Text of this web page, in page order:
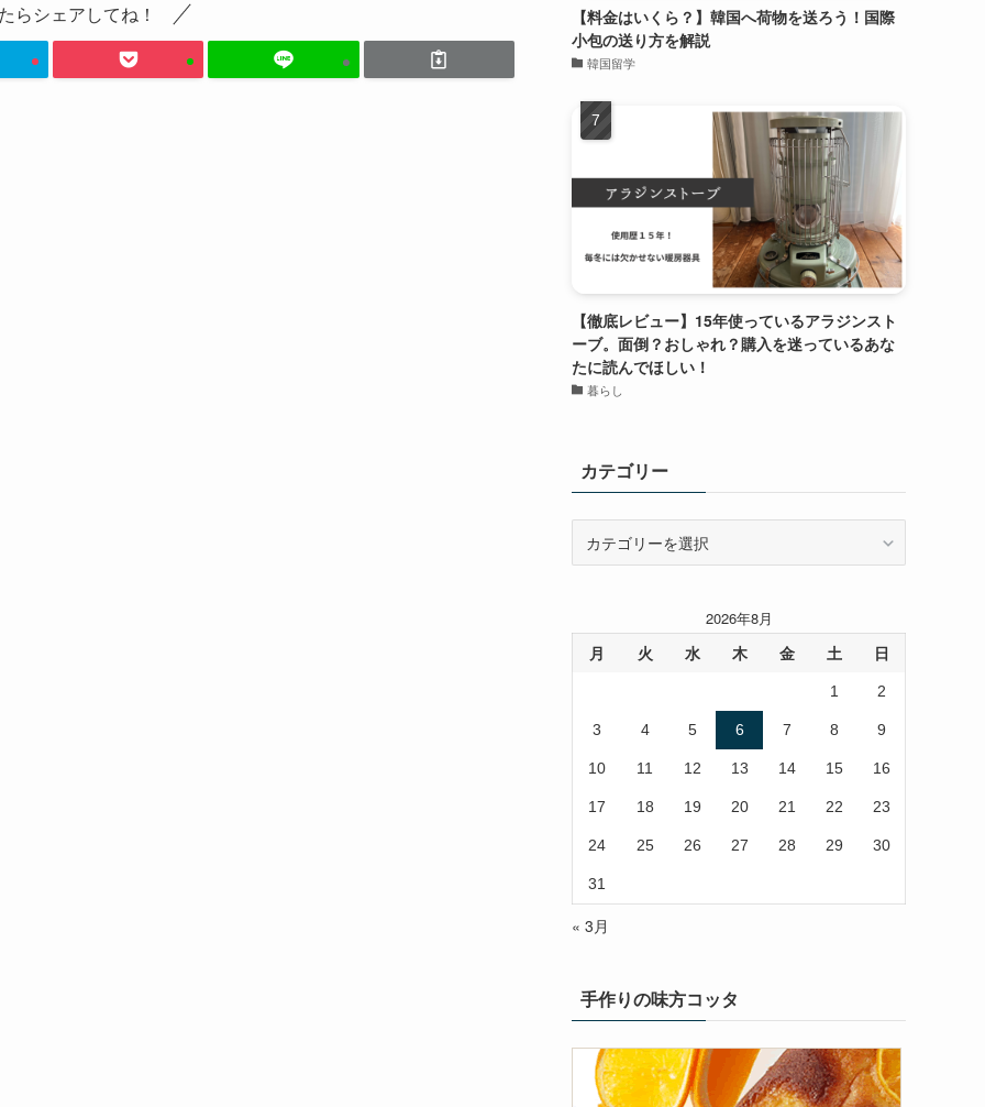
らシェアしてね！
【料金はいくら？】韓国へ荷物を送ろう！国際
小包の送り方を解説
韓国留学
【徹底レビュー】15年使っているアラジンスト
ーブ。面倒？おしゃれ？購入を迷っているあな
たに読んでほしい！
暮らし
カテゴリー
ー
2026年8月
月 火 水 木 金 土 日
1 2
3 4 5 6 7 8 9
10 11 12 13 14 15 16
17 18 19 20 21 22 23
24 25 26 27 28 29 30
31
« 3月
手作りの味方コッタ